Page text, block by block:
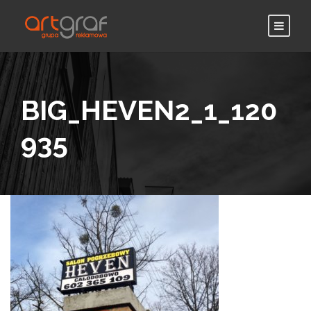
BIG_HEVEN2_1_120
935